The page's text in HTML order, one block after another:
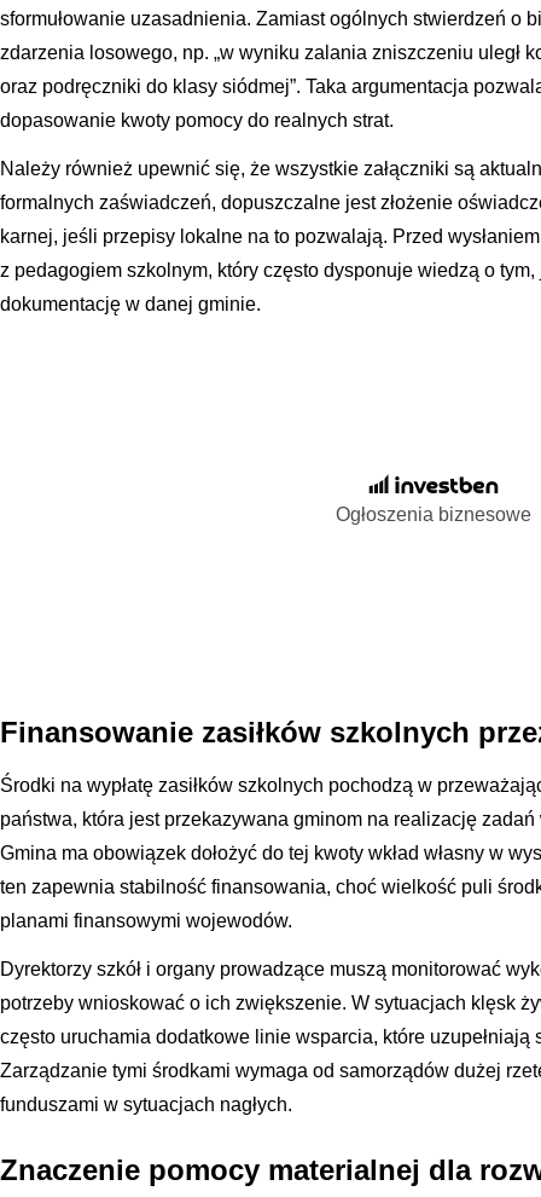
sformułowanie uzasadnienia. Zamiast ogólnych stwierdzeń o
zdarzenia losowego, np. „w wyniku zalania zniszczeniu uległ
oraz podręczniki do klasy siódmej”. Taka argumentacja
dopasowanie kwoty pomocy do realnych strat.
Należy również upewnić się, że wszystkie załączniki są
formalnych zaświadczeń, dopuszczalne jest złożenie
karnej, jeśli przepisy lokalne na to pozwalają. Przed
z pedagogiem szkolnym, który często dysponuje wiedzą o
dokumentację w danej gminie.
Ogłoszenia biznesowe
Finansowanie zasiłków szkolnych
Środki na wypłatę zasiłków szkolnych pochodzą w
państwa, która jest przekazywana gminom na realizację
Gmina ma obowiązek dołożyć do tej kwoty wkład własny w
ten zapewnia stabilność finansowania, choć wielkość puli
planami finansowymi wojewodów.
Dyrektorzy szkół i organy prowadzące muszą monitorować
potrzeby wnioskować o ich zwiększenie. W sytuacjach klęsk
często uruchamia dodatkowe linie wsparcia, które uzupełniają
Zarządzanie tymi środkami wymaga od samorządów dużej
funduszami w sytuacjach nagłych.
Znaczenie pomocy materialnej dla